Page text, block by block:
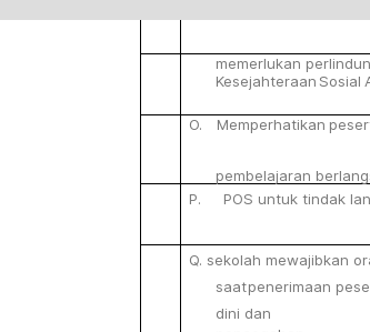
memerlukan
Kesejahteraan Sosial
O. Memperhatikan
pembelajaran
P. POS untuk tindak
Q. sekolah mewajibkan
saatpenerimaan
dini dan